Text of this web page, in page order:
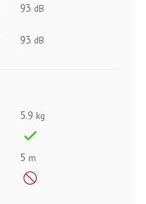
93 dB
93 dB
5.9 kg
5 m